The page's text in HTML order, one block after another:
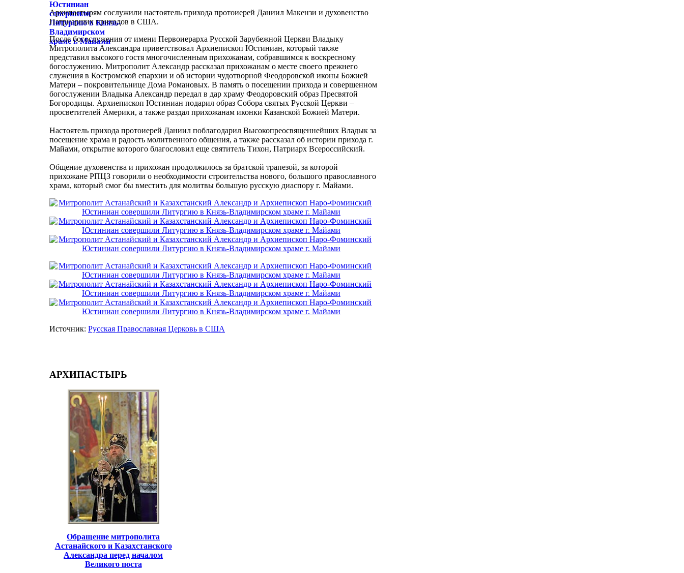
Архипастырям сослужили настоятель прихода протоиерей Даниил Макензи и духовенство
Патриарших приходов в США.
После богослужения от имени Первоиерарха Русской Зарубежной Церкви Владыку
Митрополита Александра приветствовал Архиепископ Юстиниан, который также
представил высокого гостя многочисленным прихожанам, собравшимся к воскресному
богослужению. Митрополит Александр рассказал прихожанам о месте своего прежнего
служения в Костромской епархии и об истории чудотворной Феодоровской иконы Божией
Матери – покровительнице Дома Романовых. В память о посещении прихода и совершенном
богослужении Владыка Александр передал в дар храму Феодоровский образ Пресвятой
Богородицы. Архиепископ Юстиниан подарил образ Собора святых Русской Церкви –
просветителей Америки, а также раздал прихожанам иконки Казанской Божией Матери.
Настоятель прихода протоиерей Даниил поблагодарил Высокопреосвященнейших Владык за
посещение храма и радость молитвенного общения, а также рассказал об истории прихода г.
Майами, открытие которого благословил еще святитель Тихон, Патриарх Всероссийский.
Общение духовенства и прихожан продолжилось за братской трапезой, за которой
прихожане РПЦЗ говорили о необходимости строительства нового, большого православного
храма, который смог бы вместить для молитвы большую русскую диаспору г. Майами.
Источник: Русская Православная Церковь в США
АРХИПАСТЫРЬ
Обращение митрополита
Астанайского и Казахстанского
Александра перед началом
Великого поста